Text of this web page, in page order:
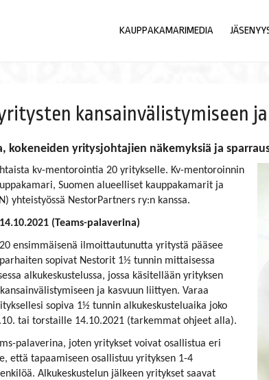
KAUPPAKAMARIMEDIA
kansainvälistymiseen ja
kokeneiden yritysjohtajien näkemyksiä ja
kv-mentorointia 20 yritykselle. Kv-mentoroinnin
Suomen alueelliset kauppakamarit ja
yhteistyössä NestorPartners ry:n kanssa.
(Teams-palaverina)
ensimmäisenä ilmoittautunutta yritystä pääsee
sopivat Nestorit 1½ tunnin mittaisessa
alkukeskustelussa, jossa käsitellään yrityksen
ja kasvuun liittyen. Varaa
sopiva 1½ tunnin alkukeskusteluaika joko
tai torstaille 14.10.2021 (tarkemmat ohjeet alla).
palaverina, joten yritykset voivat osallistua eri
että tapaamiseen osallistuu yrityksen 1-4
Alkukeskustelun jälkeen yritykset saavat